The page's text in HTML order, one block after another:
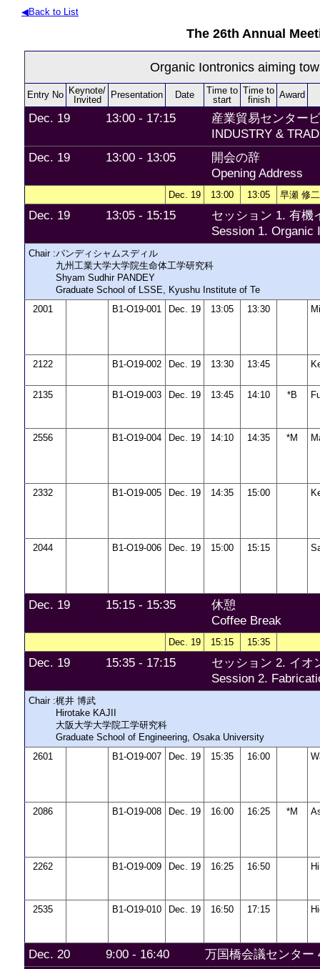
◀Back to List
The 26th Annual
Organic Iontronics aiming
Entry No Keynote/
Invited
Presentation Date
Time to
start
Time to
finish
Award
Dec. 19 13:00 - 17:15
産業貿易センタ
INDUSTRY &
Dec. 19
13:00 - 13:05
開会の辞
Opening Address
Dec. 19 13:00 13:05 早瀬 修
Dec. 19 13:05 - 15:15
セッション 1. 有機
Session 1. Organic
Chair :パンディシャムスディル
九州工業大学大学院生命体工学研究科
Shyam Sudhir PANDEY
Graduate School of LSSE, Kyushu Institute of Te
2001
B1-O19-001 Dec. 19 13:05 13:30
2122 B1-O19-002 Dec. 19 13:30 13:45
2135 B1-O19-003 Dec. 19 13:45 14:10 *B
2556 B1-O19-004 Dec. 19 14:10 14:35 *M
2332 B1-O19-005 Dec. 19 14:35 15:00
2044 B1-O19-006 Dec. 19 15:00 15:15
Dec. 19 15:15 - 15:35
休憩
Coffee Break
Dec. 19 15:15 15:35
Dec. 19 15:35 - 17:15
セッション 2. イオ
Session 2.
Chair :梶井 博武
Hirotake KAJII
大阪大学大学院工学研究科
Graduate School of Engineering, Osaka University
2601
B1-O19-007 Dec. 19 15:35 16:00
2086 B1-O19-008 Dec. 19 16:00 16:25 *M
2262 B1-O19-009 Dec. 19 16:25 16:50
2535 B1-O19-010 Dec. 19 16:50 17:15
Dec. 20 9:00 - 16:40
万国橋会議センター